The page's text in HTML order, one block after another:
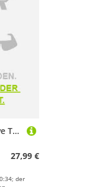
Oxdog Avenger Short Sleeve T-shirt Gelb M Mann
27,99 €
der